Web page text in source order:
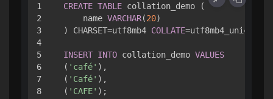
1
2
3
4
5
6
7
8
CREATE TABLE collation_demo (
    name
VARCHAR(20)
) CHARSET=utf8mb4 COLLATE=
INSERT INTO collation_demo VALUES
( 'café' ),
( 'Café' ),
( 'CAFE' );